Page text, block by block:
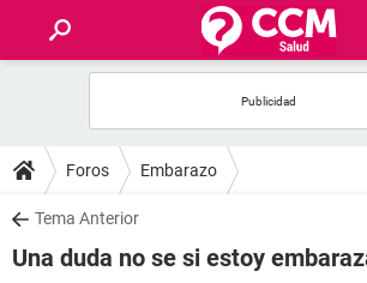
FOROS
SALUD
Foros Embarazo
Tema Anterior
Una duda no se si estoy